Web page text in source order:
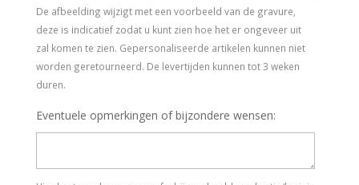
De afbeelding wijzigt met een voorbeeld van de gravure,
deze is indicatief zodat u kunt zien hoe het er ongeveer uit
zal komen te zien. Gepersonaliseerde artikelen kunnen niet
worden geretourneerd. De levertijden kunnen tot 3 weken
duren.
Eventuele opmerkingen of bijzondere wensen: